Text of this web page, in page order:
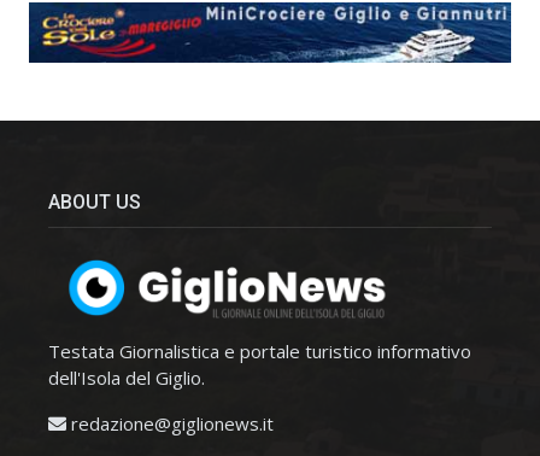
ABOUT US
Testata Giornalistica e portale turistico informativo
dell'Isola del Giglio.
redazione@giglionews.it